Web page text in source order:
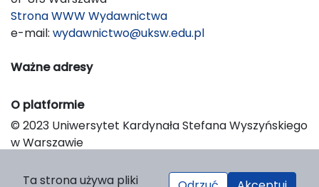
Strona WWW Wydawnictwa
e-mail: wydawnictwo@uksw.edu.pl
Ważne adresy
O platformie
© 2023 Uniwersytet Kardynała Stefana Wyszyńskiego
w Warszawie
Platform & Workflow by OJS/PKP
Ta strona używa pliki